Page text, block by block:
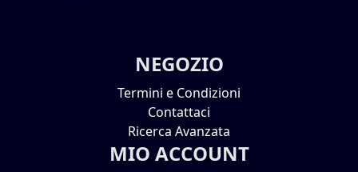
NEGOZIO
Termini e Condizioni
Contattaci
Ricerca Avanzata
MIO ACCOUNT